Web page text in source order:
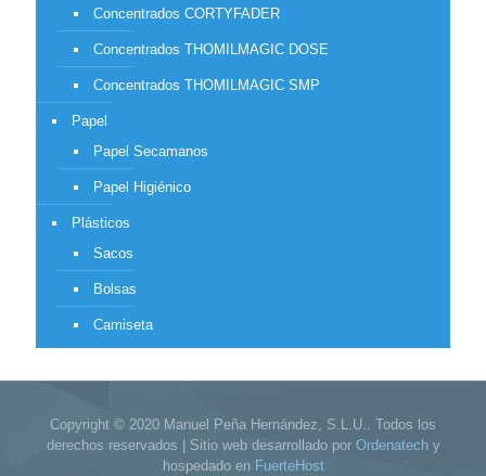
Concentrados CORTYFADER
Concentrados THOMILMAGIC DOSE
Concentrados THOMILMAGIC SMP
Papel
Papel Secamanos
Papel Higiénico
Plásticos
Sacos
Bolsas
Camiseta
Copyright © 2020 Manuel Peña Hernández, S.L.U.. Todos los
derechos reservados | Sitio web desarrollado por Ordenatechy
hospedado en FuerteHost